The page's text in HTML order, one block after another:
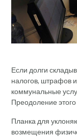
Если долги
налогов, штрафов
коммунальные
Преодоление
Планка для
возмещения